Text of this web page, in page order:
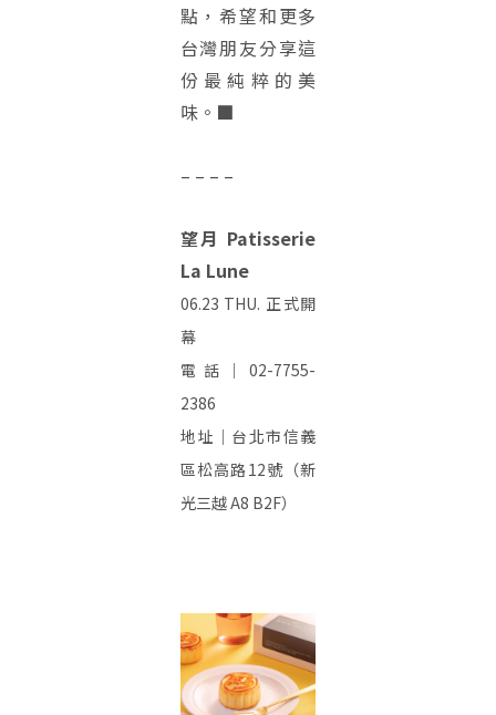
點，希望和更多
台灣朋友分享這
份最純粹的美
味。■
– – – –
望月 Patisserie
La Lune
06.23 THU. 正式開
幕
電話｜02-7755-
2386
地址｜台北市信義
區松高路12號（新
光三越 A8 B2F）